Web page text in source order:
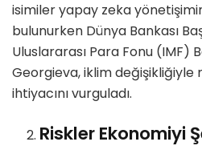
isimiler yapay zeka
bulunurken Dünya Bankası
Uluslararası Para Fonu (IMF)
Georgieva, iklim değişikliğiyle
ihtiyacını vurguladı.
Riskler Ekonomiyi